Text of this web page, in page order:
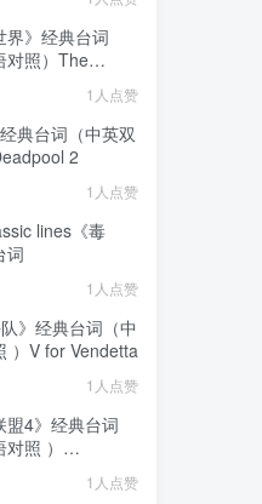
界》经典台词
对照）The
1人点赞
典台词（中英双
2
1人点赞
lines《毒
词
1人点赞
队》经典台词（中
）V for Vendetta
1人点赞
盟4》经典台词
对照 ）
1人点赞